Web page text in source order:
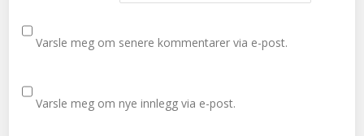
Varsle meg om senere kommentarer via e-post.
Varsle meg om nye innlegg via e-post.